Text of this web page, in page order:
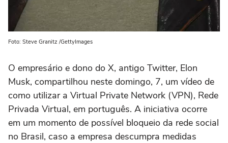
Foto: Steve Granitz /GettyImages
O empresário e dono do X, antigo Twitter, Elon
Musk, compartilhou neste domingo, 7, um vídeo de
como utilizar a Virtual Private Network (VPN), Rede
Privada Virtual, em português. A iniciativa ocorre
em um momento de possível bloqueio da rede social
no Brasil, caso a empresa descumpra medidas